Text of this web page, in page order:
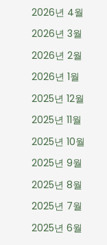
2026년 4월
2026년 3월
2026년 2월
2026년 1월
2025년 12월
2025년 11월
2025년 10월
2025년 9월
2025년 8월
2025년 7월
2025년 6월